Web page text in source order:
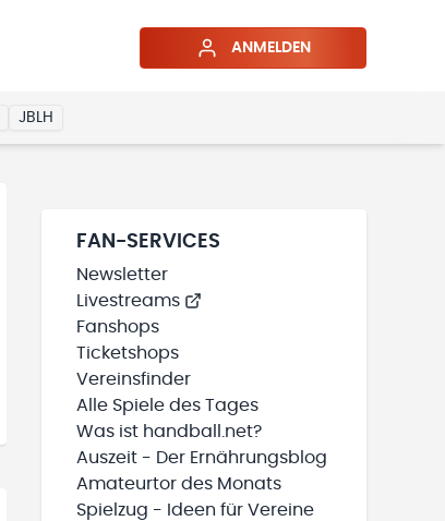
ANMELDEN
JBLH
FAN-SERVICES
Newsletter
Livestreams
Fanshops
Ticketshops
Vereinsfinder
Alle Spiele des Tages
Was ist handball.net?
Auszeit - Der Ernährungsblog
Amateurtor des Monats
Spielzug - Ideen für Vereine